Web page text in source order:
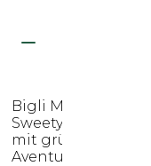
Bigli Mini
Sweety Ring
mit grüner
Aventurin und